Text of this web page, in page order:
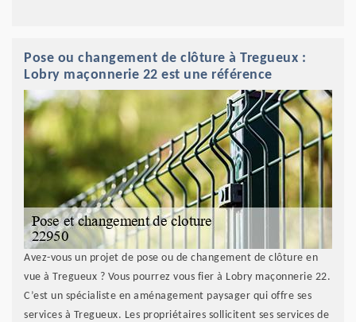
Pose ou changement de clôture à Tregueux :
Lobry maçonnerie 22 est une référence
Avez-vous un projet de pose ou de changement de clôture en
vue à Tregueux ? Vous pourrez vous fier à Lobry maçonnerie 22.
C’est un spécialiste en aménagement paysager qui offre ses
services à Tregueux. Les propriétaires sollicitent ses services de